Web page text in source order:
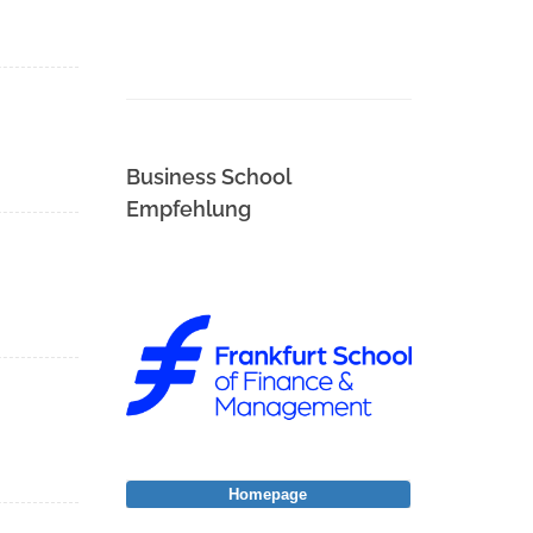
Business School
Empfehlung
Homepage